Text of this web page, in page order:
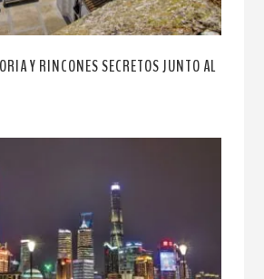
Y RINCONES SECRETOS JUNTO AL